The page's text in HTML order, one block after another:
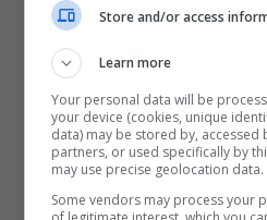
Store and/or access
Learn more
Your personal data will be
your device (cookies, unique
data) may be stored by, accessed
partners, or used specifically by
may use precise geolocation data.
Some vendors may process your